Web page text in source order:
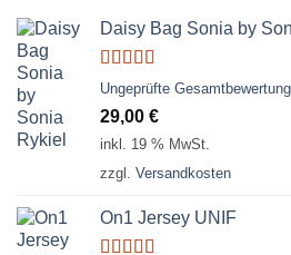
Daisy Bag Sonia by
Bewertet
mit 3.50
von 5
Ungeprüfte
29,00 €
inkl. 19 % MwSt.
zzgl. Versandkosten
On1 Jersey UNIF